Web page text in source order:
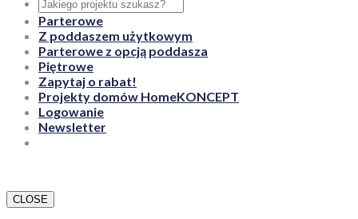
Parterowe
Z poddaszem użytkowym
Parterowe z opcją poddasza
Piętrowe
Zapytaj o rabat!
Projekty domów HomeKONCEPT
Logowanie
Newsletter
CLOSE